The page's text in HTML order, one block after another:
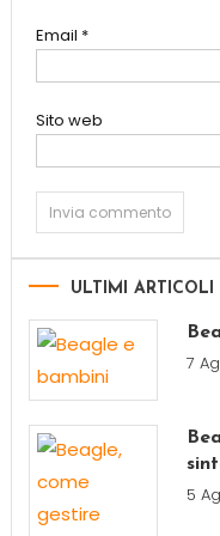
Email *
Sito web
ULTIMI ARTICOLI
7
5